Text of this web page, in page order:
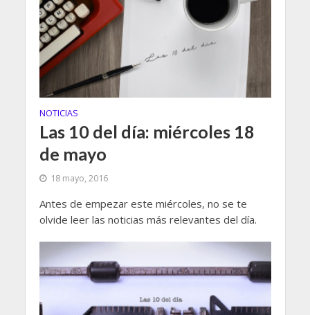
NOTICIAS
Las 10 del día: miércoles 18
de mayo
18 mayo, 2016
Antes de empezar este miércoles, no se te
olvide leer las noticias más relevantes del día.